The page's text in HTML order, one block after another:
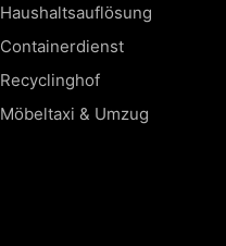
Haushaltsauflösung
Containerdienst
Recyclinghof
Möbeltaxi & Umzug